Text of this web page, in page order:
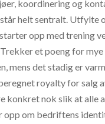
koordinering og
helt sentralt. Utfylte
opp med trening
et poeng for
mens det stadig er
royalty for salg
konkret nok slik at alle
opp om bedriftens